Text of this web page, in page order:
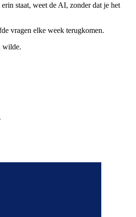
staat, weet de AI, zonder dat je het
vragen elke week terugkomen.
wilde.